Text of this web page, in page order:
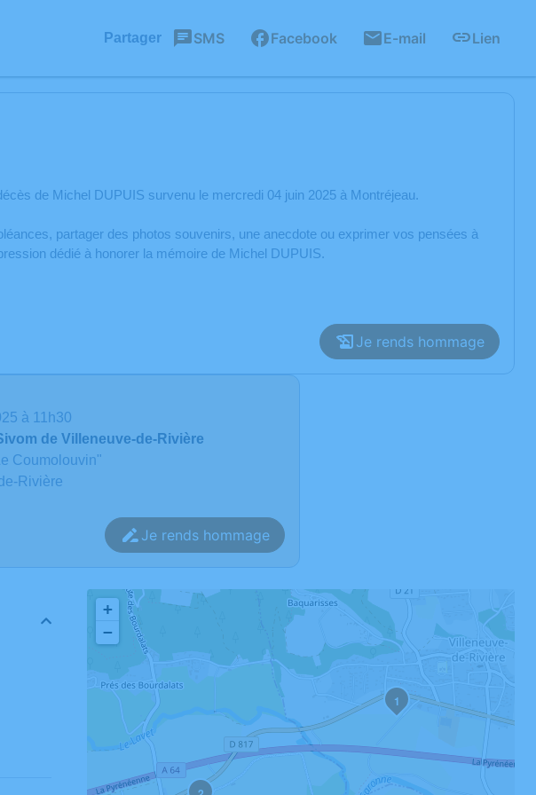
Partager SMS Facebook E-mail Lien
de Michel DUPUIS survenu le mercredi 04 juin 2025 à Montréjeau.
partager des photos souvenirs, une anecdote ou exprimer vos pensées à
dédié à honorer la mémoire de Michel DUPUIS.
Je rends hommage
à 11h30
de Villeneuve-de-Rivière
Coumolouvin"
Rivière
Je rends hommage
1
+
−